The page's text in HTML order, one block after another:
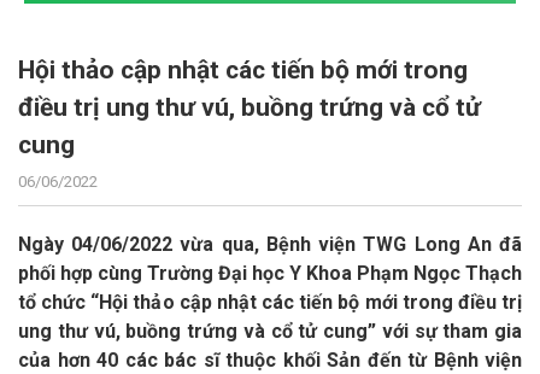
Hội thảo cập nhật các tiến bộ mới trong
điều trị ung thư vú, buồng trứng và cổ tử
cung
06/06/2022
Ngày 04/06/2022 vừa qua, Bệnh viện TWG Long An đã
phối hợp cùng Trường Đại học Y Khoa Phạm Ngọc Thạch
tổ chức “Hội thảo cập nhật các tiến bộ mới trong điều trị
ung thư vú, buồng trứng và cổ tử cung” với sự tham gia
của hơn 40 các bác sĩ thuộc khối Sản đến từ Bệnh viện